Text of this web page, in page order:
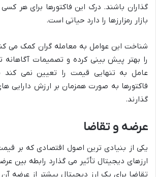
گذاران باشند. درک این فاکتورها برای هر
بازار رمزارزها را دارد حیاتی است.
شناخت این عوامل به معامله گران کمک می
را بهتر پیش بینی کرده و تصمیمات آگاهانه
عامل به تنهایی قیمت را تعیین نمی کند
فاکتورها به صورت همزمان بر ارزش دارایی
گذارند.
عرضه و تقاضا
یکی از بنیادی ترین اصول اقتصادی که بر
ارزهای دیجیتال تأثیر می گذارد رابطه بین
تقاضا برای یک ارز دیجیتال بیشتر از عرضه